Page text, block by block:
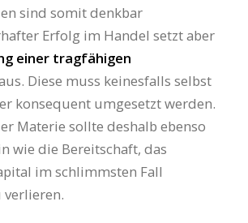
sind somit denkbar
Erfolg im Handel setzt aber
einer tragfähigen
Diese muss keinesfalls selbst
konsequent umgesetzt werden.
Materie sollte deshalb ebenso
wie die Bereitschaft, das
im schlimmsten Fall